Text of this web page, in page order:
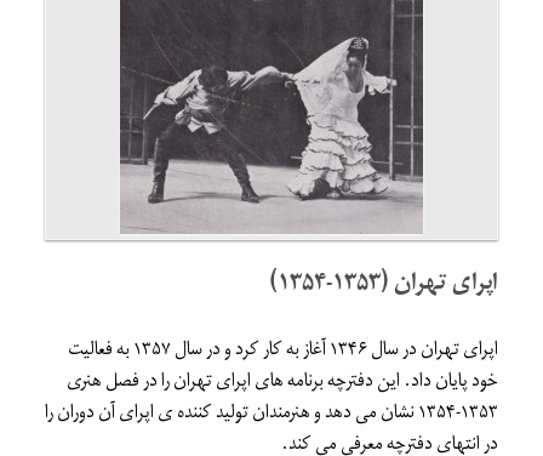
اپرای تهران (۱۳۵۳-۱۳۵۴)
اپرای تهران در سال ۱۳۴۶ آغاز به کار کرد و در سال ۱۳۵۷ به فعالیت
خود پایان داد. این دفترچه برنامه های اپرای تهران را در فصل هنری
۱۳۵۳-۱۳۵۴ نشان می دهد و هنرمندان تولید کننده ی اپرای آن دوران را
در انتهای دفترچه معرفی می کند.